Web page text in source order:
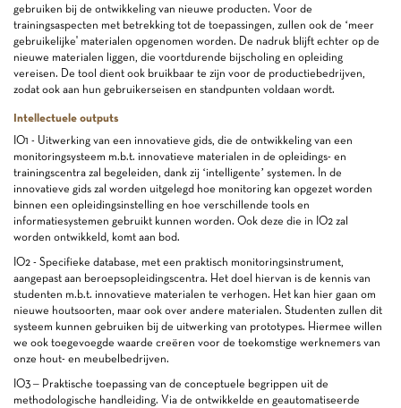
gebruiken bij de ontwikkeling van nieuwe producten. Voor de
trainingsaspecten met betrekking tot de toepassingen, zullen ook de ‘meer
gebruikelijke' materialen opgenomen worden. De nadruk blijft echter op de
nieuwe materialen liggen, die voortdurende bijscholing en opleiding
vereisen. De tool dient ook bruikbaar te zijn voor de productiebedrijven,
zodat ook aan hun gebruikerseisen en standpunten voldaan wordt.
Intellectuele outputs
IO1 - Uitwerking van een innovatieve gids, die de ontwikkeling van een
monitoringsysteem m.b.t. innovatieve materialen in de opleidings- en
trainingscentra zal begeleiden, dank zij ‘intelligente’ systemen. In de
innovatieve gids zal worden uitgelegd hoe monitoring kan opgezet worden
binnen een opleidingsinstelling en hoe verschillende tools en
informatiesystemen gebruikt kunnen worden. Ook deze die in IO2 zal
worden ontwikkeld, komt aan bod.
IO2 - Specifieke database, met een praktisch monitoringsinstrument,
aangepast aan beroepsopleidingscentra. Het doel hiervan is de kennis van
studenten m.b.t. innovatieve materialen te verhogen. Het kan hier gaan om
nieuwe houtsoorten, maar ook over andere materialen. Studenten zullen dit
systeem kunnen gebruiken bij de uitwerking van prototypes. Hiermee willen
we ook toegevoegde waarde creëren voor de toekomstige werknemers van
onze hout- en meubelbedrijven.
IO3 – Praktische toepassing van de conceptuele begrippen uit de
methodologische handleiding. Via de ontwikkelde en geautomatiseerde